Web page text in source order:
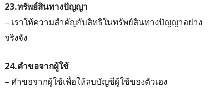
23.ทรัพย์สินทางปัญญา
– เราให้ความสำคัญกับสิทธิในทรัพย์สินทางปัญญาอย่าง
จริงจัง
24.คำขอจากผู้ใช้
– คำขอจากผู้ใช้เพื่อให้ลบบัญชีผู้ใช้ของตัวเอง